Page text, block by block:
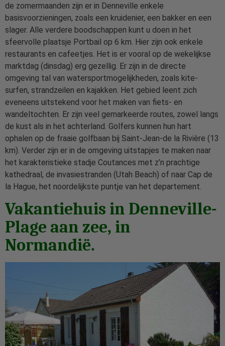
de zomermaanden zijn er in Denneville enkele
basisvoorzieningen, zoals een kruidenier, een bakker en een
slager. Alle verdere boodschappen kunt u doen in het
sfeervolle plaatsje Portbail op 6 km. Hier zijn ook enkele
restaurants en cafeetjes. Het is er vooral op de wekelijkse
marktdag (dinsdag) erg gezellig. Er zijn in de directe
omgeving tal van watersportmogelijkheden, zoals kite-
surfen, strandzeilen en kajakken. Het gebied leent zich
eveneens uitstekend voor het maken van fiets- en
wandeltochten. Er zijn veel gemarkeerde routes, zowel langs
de kust als in het achterland. Golfers kunnen hun hart
ophalen op de fraaie golfbaan bij Saint-Jean-de la Rivière (13
km). Verder zijn er in de omgeving uitstapjes te maken naar
het karakteristieke stadje Coutances met z’n prachtige
kathedraal, de invasiestranden (Utah Beach) of naar Cap de
la Hague, het noordelijkste puntje van het departement.
Vakantiehuis in Denneville-
Plage aan zee, in
Normandië.